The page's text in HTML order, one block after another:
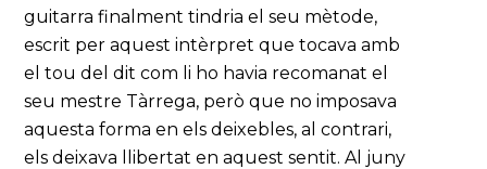
guitarra finalment tindria el seu mètode,
escrit per aquest intèrpret que tocava amb
el tou del dit com li ho havia recomanat el
seu mestre Tàrrega, però que no imposava
aquesta forma en els deixebles, al contrari,
els deixava llibertat en aquest sentit. Al juny